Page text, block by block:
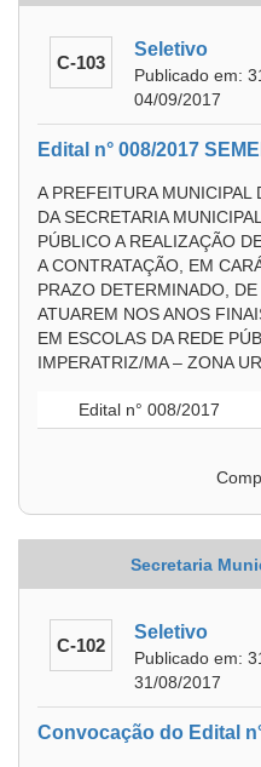
C-103
Seletivo
Publicado em:
04/09/2017
Edital n° 008/2017
A PREFEITURA
DA SECRETARIA
PÚBLICO A REALIZAÇÃO
A CONTRATAÇÃO, EM
PRAZO DETERMINADO,
ATUAREM NOS ANOS
EM ESCOLAS DA REDE
IMPERATRIZ/MA – ZONA
Edital n° 008/2017
Secretaria
C-102
Seletivo
Publicado em:
31/08/2017
Convocação do Edital